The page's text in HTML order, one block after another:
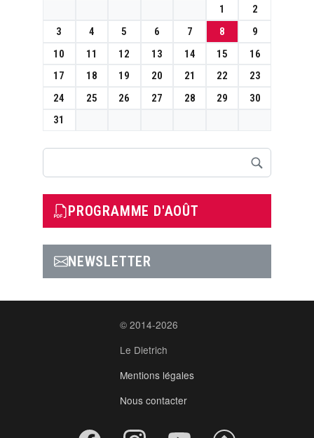
1
2
3
4 5 6 7 8
9
10
11 12 13 14 15
16
17
18 19 20 21 22
23
24
25 26 27 28 29
30
31
PROGRAMME D'AOÛT
NEWSLETTER
© 2014-2026
Le Dietrich
Mentions légales
Nous contacter